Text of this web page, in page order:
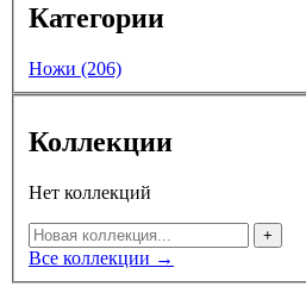
Категории
Ножи (206)
Коллекции
Нет коллекций
+
Все коллекции →